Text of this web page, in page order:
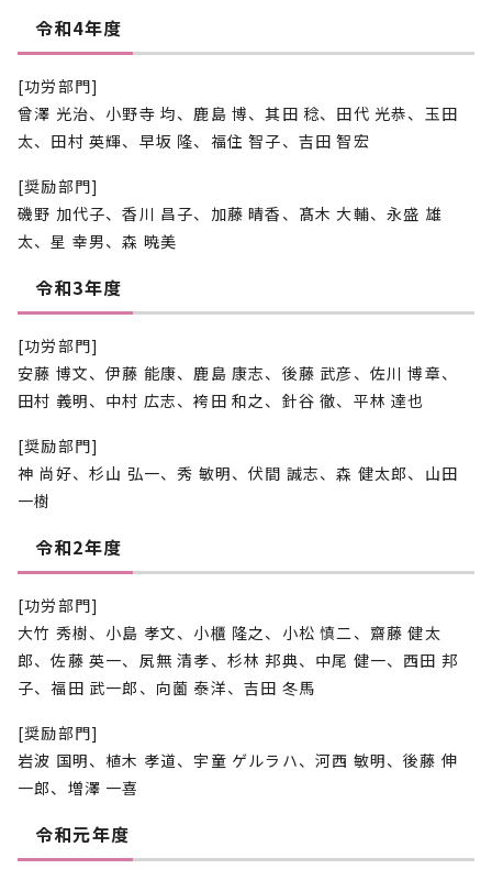
令和4年度
[功労部門]
曾澤 光治、小野寺 均、鹿島 博、其田 稔、田代 光恭、玉田
太、田村 英輝、早坂 隆、福住 智子、吉田 智宏
[奨励部門]
磯野 加代子、香川 昌子、加藤 晴香、髙木 大輔、永盛 雄
太、星 幸男、森 暁美
令和3年度
[功労部門]
安藤 博文、伊藤 能康、鹿島 康志、後藤 武彦、佐川 博章、
田村 義明、中村 広志、袴田 和之、針谷 徹、平林 達也
[奨励部門]
神 尚好、杉山 弘一、秀 敏明、伏間 誠志、森 健太郎、山田
一樹
令和2年度
[功労部門]
大竹 秀樹、小島 孝文、小櫃 隆之、小松 慎二、齋藤 健太
郎、佐藤 英一、㞍無 清孝、杉林 邦典、中尾 健一、西田 邦
子、福田 武一郎、向薗 泰洋、吉田 冬馬
[奨励部門]
岩波 国明、植木 孝道、宇童 ゲルラハ、河西 敏明、後藤 伸
一郎、増澤 一喜
令和元年度